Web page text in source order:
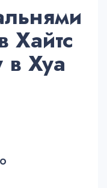
Хайтс
Хуа